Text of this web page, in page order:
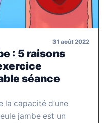
31 août 2022
: 5 raisons
séance
la capacité d’une
jambe est un